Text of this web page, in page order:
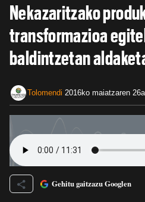
Nekazaritzako
transformazioa
baldintzetan
Tolomendi 2016ko maiatzaren 26a
Gehitu gaitzazu Googlen